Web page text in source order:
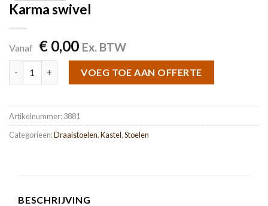
Karma swivel
Vanaf €0,00 Ex. BTW
VOEG TOE AAN OFFERTE
Artikelnummer:3881
Categorieën:Draaistoelen,Kastel,Stoelen
BESCHRIJVING